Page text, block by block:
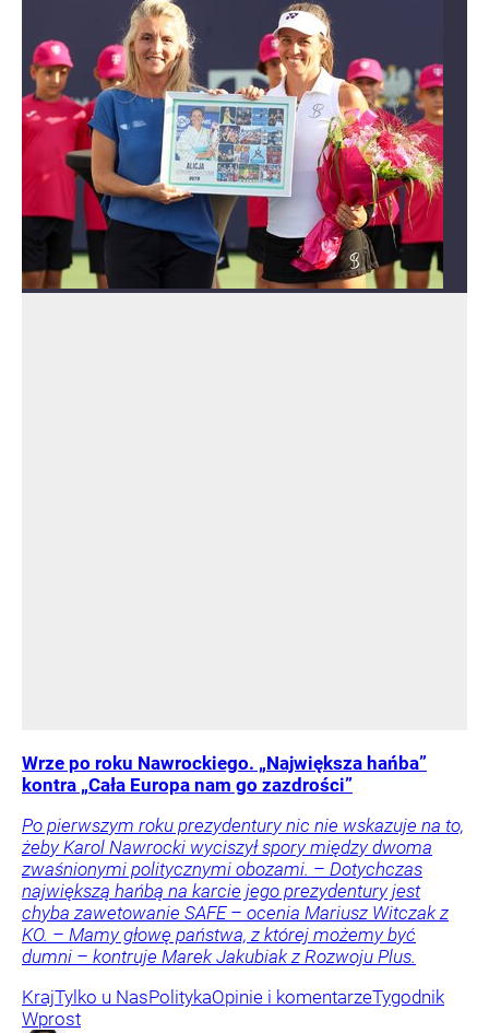
Wrze po roku Nawrockiego. „Największa hańba”
kontra „Cała Europa nam go zazdrości”
Po pierwszym roku prezydentury nic nie wskazuje na to,
żeby Karol Nawrocki wyciszył spory między dwoma
zwaśnionymi politycznymi obozami. – Dotychczas
największą hańbą na karcie jego prezydentury jest
chyba zawetowanie SAFE – ocenia Mariusz Witczak z
KO. – Mamy głowę państwa, z której możemy być
dumni – kontruje Marek Jakubiak z Rozwoju Plus.
KrajTylko u NasPolitykaOpinie i komentarzeTygodnik
Wprost